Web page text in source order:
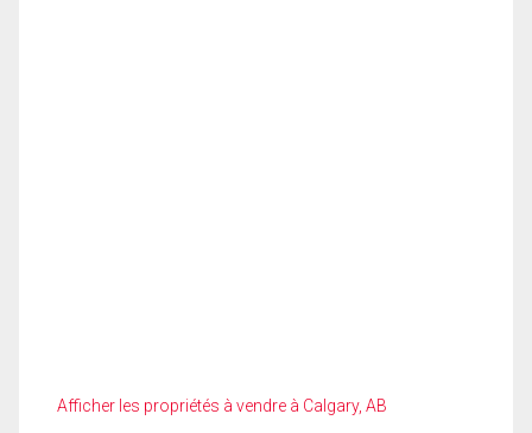
Afficher les propriétés à vendre à Calgary, AB